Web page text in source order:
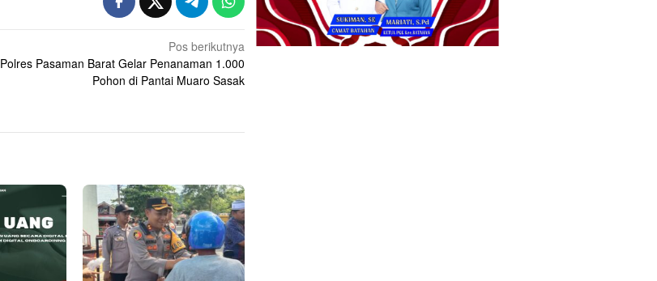
Pos berikutnya
Polres Pasaman Barat Gelar Penanaman 1.000
Pohon di Pantai Muaro Sasak